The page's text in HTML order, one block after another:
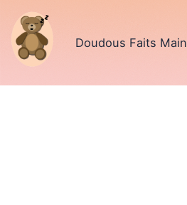
contenu
Doudous Faits Main